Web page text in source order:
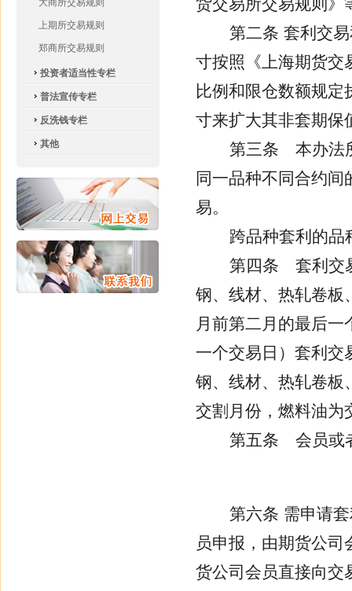
大商所交易规则
上期所交易规则
郑商所交易规则
投资者适当性专栏
普法宣传专栏
反洗钱专栏
其他
货交易所交易规则》
第二条 套利交
寸按照《上海期货交
比例和限仓数额规
寸来扩大其非套期保
第三条 本办法
同一品种不同合约
易。
跨品种套利的品
第四条 套利交
钢、线材、热轧卷板
月前第二月的最后
一个交易日）套利交
钢、线材、热轧卷板
交割月份，燃料油为
第五条 会员或
第六条 需申请
员申报，由期货公
货公司会员直接向交